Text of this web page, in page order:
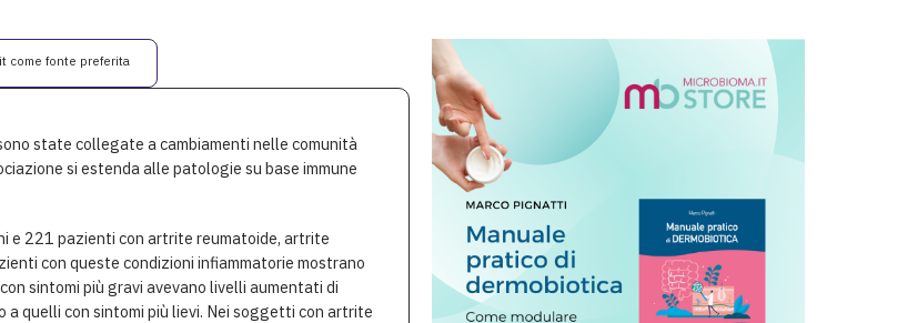
come fonte preferita
state collegate a cambiamenti nelle comunità
si estenda alle patologie su base immune
e 221 pazienti con artrite reumatoide, artrite
con queste condizioni infiammatorie mostrano
sintomi più gravi avevano livelli aumentati di
quelli con sintomi più lievi. Nei soggetti con artrite